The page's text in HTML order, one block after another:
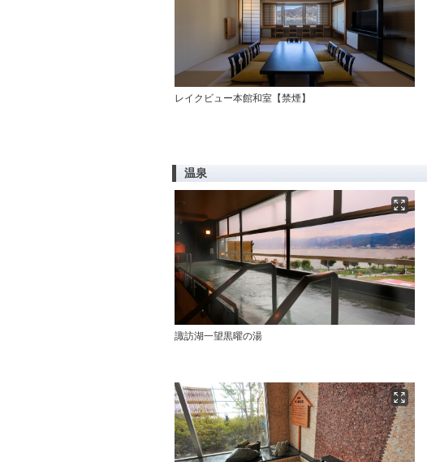
レイクビュー本館和室【禁煙】
温泉
諏訪湖一望黒曜の湯